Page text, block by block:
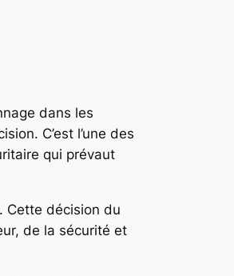
dans les
C’est l’une des
qui prévaut
Cette décision du
de la sécurité et